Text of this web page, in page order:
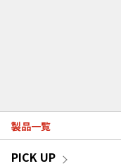
製品一覧
PICK UP